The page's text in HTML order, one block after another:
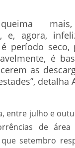
e, agora,
é período seco,
é
as
detalha
entre julho e
de área
setembro